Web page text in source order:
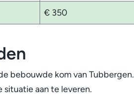
€ 350
bebouwde kom van Tubbergen.
situatie aan te leveren.